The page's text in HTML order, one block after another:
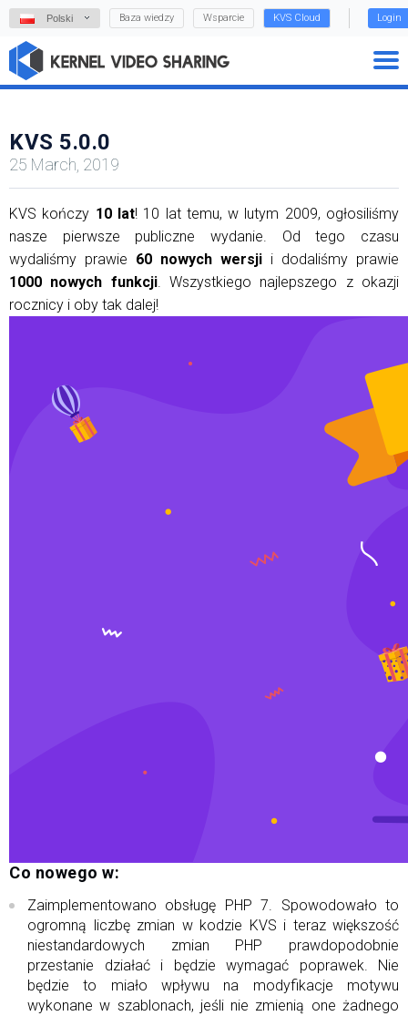
Polski Baza wiedzy Wsparcie KVS Cloud Login
KVS 5.0.0
25 March, 2019
KVS kończy 10 lat! 10 lat temu, w lutym 2009, ogłosiliśmy
nasze pierwsze publiczne wydanie. Od tego czasu
wydaliśmy prawie 60 nowych wersji i dodaliśmy prawie
1000 nowych funkcji. Wszystkiego najlepszego z okazji
rocznicy i oby tak dalej!
Co nowego w:
Zaimplementowano obsługę PHP 7. Spowodowało to
ogromną liczbę zmian w kodzie KVS i teraz większość
niestandardowych zmian PHP prawdopodobnie
przestanie działać i będzie wymagać poprawek. Nie
będzie to miało wpływu na modyfikacje motywu
wykonane w szablonach, jeśli nie zmienią one żadnego